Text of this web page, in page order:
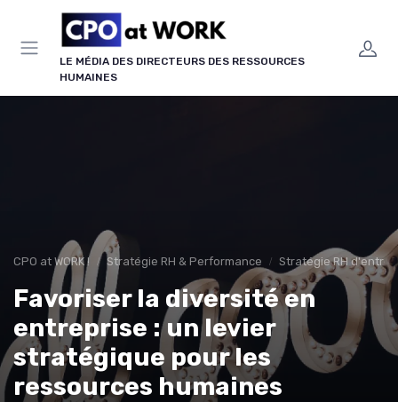
LE MÉDIA DES DIRECTEURS DES RESSOURCES
HUMAINES
CPO at WORK ! Stratégie RH & Performance Stratégie RH
Favoriser la diversité en
entreprise : un levier
stratégique pour les
ressources humaines
Panneau de gestion des cookies